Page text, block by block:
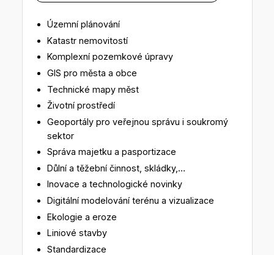
Územní plánování
Katastr nemovitostí
Komplexní pozemkové úpravy
GIS pro města a obce
Technické mapy měst
Životní prostředí
Geoportály pro veřejnou správu i soukromý
sektor
Správa majetku a pasportizace
Důlní a těžební činnost, skládky,…
Inovace a technologické novinky
Digitální modelování terénu a vizualizace
Ekologie a eroze
Liniové stavby
Standardizace